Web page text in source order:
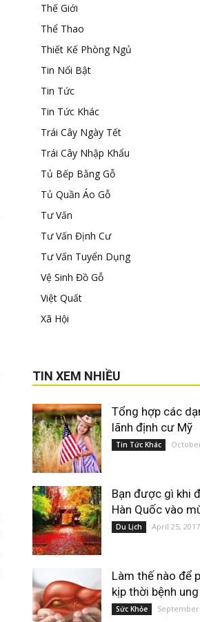
Thế Giới
Thể Thao
Thiết Kế Phòng Ngủ
Tin Nổi Bật
Tin Tức
Tin Tức Khác
Trái Cây Ngày Tết
Trái Cây Nhập Khẩu
Tủ Bếp Bằng Gỗ
Tủ Quần Áo Gỗ
Tư Vấn
Tư Vấn Định Cư
Tư Vấn Tuyển Dụng
Vệ Sinh Đồ Gỗ
Việt Quất
Xã Hội
TIN XEM NHIỀU
Tổng hợp các
lãnh định cư Mỹ
Tin Tức Khác
Bạn được gì khi
Hàn Quốc vào
Du Lịch April 25, 2017
Làm thế nào để
kịp thời bệnh
Sức Khỏe September